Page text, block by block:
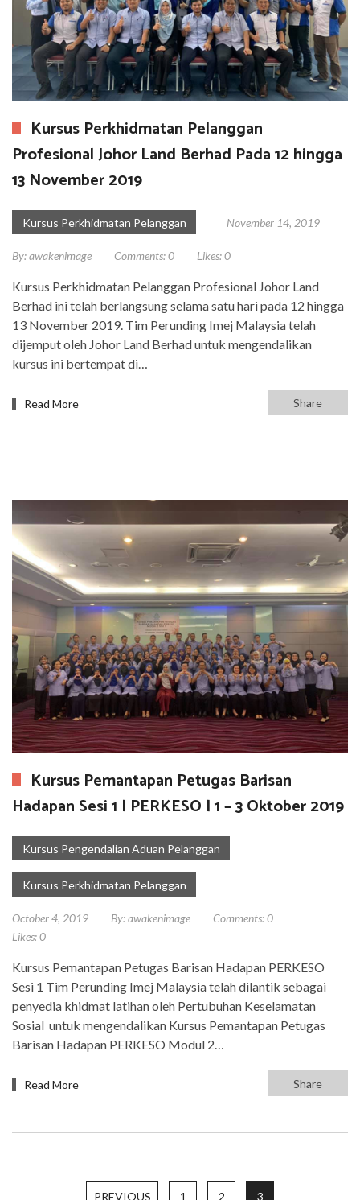
Kursus Perkhidmatan Pelanggan
Profesional Johor Land Berhad Pada 12 hingga
13 November 2019
Kursus Perkhidmatan Pelanggan November 14, 2019
By:awakenimage Comments:0 Likes:0
Kursus Perkhidmatan Pelanggan Profesional Johor Land
Berhad ini telah berlangsung selama satu hari pada 12 hingga
13 November 2019. Tim Perunding Imej Malaysia telah
dijemput oleh Johor Land Berhad untuk mengendalikan
kursus ini bertempat di…
Read More Share
Kursus Pemantapan Petugas Barisan
Hadapan Sesi 1 | PERKESO | 1 – 3 Oktober 2019
Kursus Pengendalian Aduan Pelanggan
Kursus Perkhidmatan Pelanggan
October 4, 2019 By:awakenimage Comments:0
Likes:0
Kursus Pemantapan Petugas Barisan Hadapan PERKESO
Sesi 1 Tim Perunding Imej Malaysia telah dilantik sebagai
penyedia khidmat latihan oleh Pertubuhan Keselamatan
Sosial untuk mengendalikan Kursus Pemantapan Petugas
Barisan Hadapan PERKESO Modul 2…
Read More Share
PREVIOUS 1 2 3